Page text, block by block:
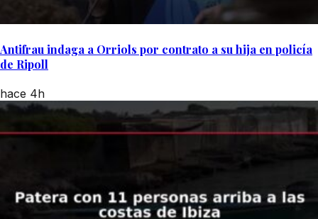
Antifrau indaga a Orriols por contrato a su hija en policía
de Ripoll
hace 4h